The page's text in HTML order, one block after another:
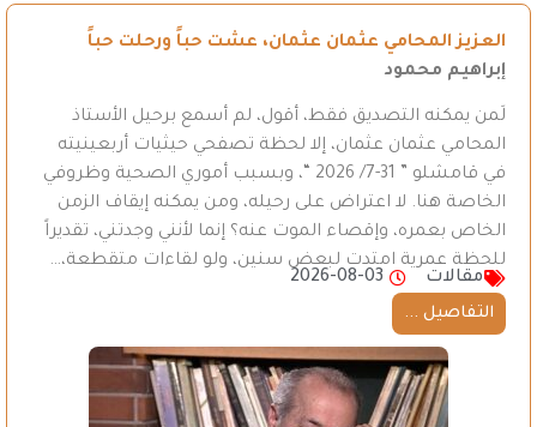
العزيز المحامي عثمان عثمان، عشت حباً ورحلت حباً
إبراهيم محمود
لَمن يمكنه التصديق فقط، أقول، لم أسمع برحيل الأستاذ
المحامي عثمان عثمان، إلا لحظة تصفحي حيثيات أربعينيته
في قامشلو ” 31-7/ 2026 “، وبسبب أموري الصحية وظروفي
الخاصة هنا. لا اعتراض على رحيله، ومن يمكنه إيقاف الزمن
الخاص بعمره، وإقصاء الموت عنه؟ إنما لأنني وجدتني، تقديراً
للحظة عمرية امتدت لبعض سنين، ولو لقاءات متقطعة،…
مقالات
2026-08-03
التفاصيل ...